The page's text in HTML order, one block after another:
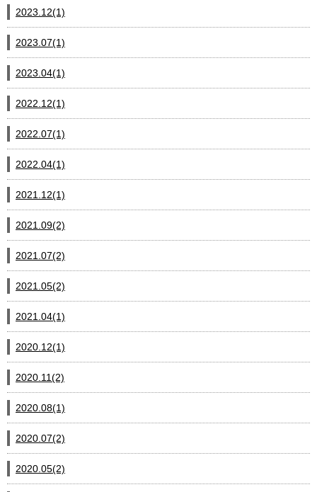
2023.12(1)
2023.07(1)
2023.04(1)
2022.12(1)
2022.07(1)
2022.04(1)
2021.12(1)
2021.09(2)
2021.07(2)
2021.05(2)
2021.04(1)
2020.12(1)
2020.11(2)
2020.08(1)
2020.07(2)
2020.05(2)